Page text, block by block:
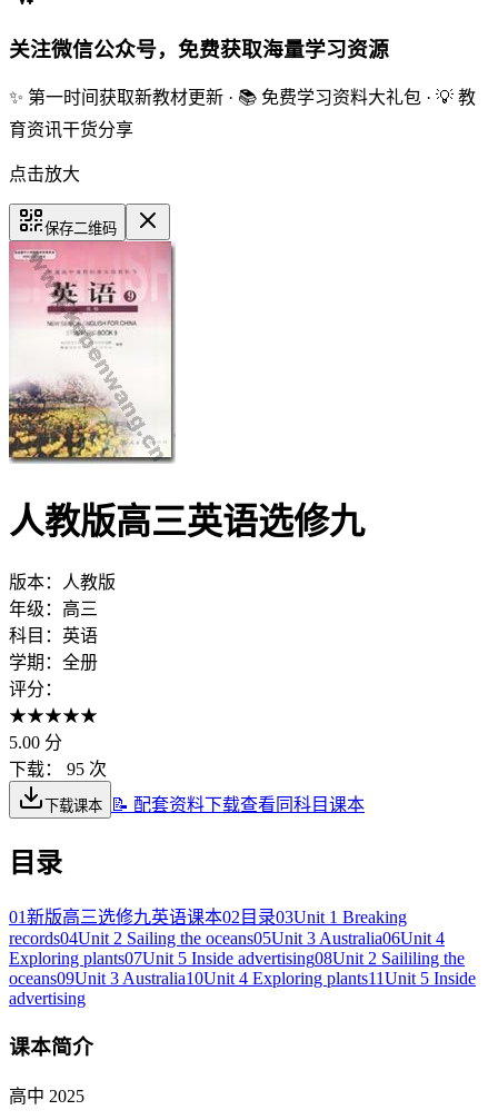
关注微信公众号，免费获取海量学习资源
✨ 第一时间获取新教材更新 · 📚 免费学习资料大礼包 · 💡 教
育资讯干货分享
点击放大
保存二维码
人教版高三英语选修九
版本：
人教版
年级： 高三
科目： 英语
学期： 全册
评分：
★★★★★
5.00 分
下载：
95 次
下载课本 📝 配套资料下载查看同科目课本
目录
01新版高三选修九英语课本02 目录03Unit 1 Breaking
records04Unit 2 Sailing the oceans05Unit 3 Australia06Unit 4
Exploring plants07Unit 5 Inside advertising08Unit 2 Saililing the
oceans09Unit 3 Australia10Unit 4 Exploring plants11Unit 5 Inside
advertising
课本简介
高中 2025